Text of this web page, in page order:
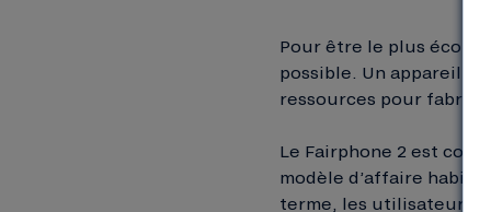
Pour être le plus
possible. Un appareil
ressources pour
Le Fairphone 2 est
modèle d’affaire
terme, les utilisateurs